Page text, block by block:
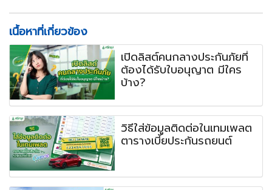
เนื้อหาที่เกี่ยวข้อง
เปิดลิสต์คนกลางประกันภัยที่
ต้องได้รับใบอนุญาต มีใคร
บ้าง?
วิธีใส่ข้อมูลติดต่อในเทมเพลต
ตารางเบี้ยประกันรถยนต์